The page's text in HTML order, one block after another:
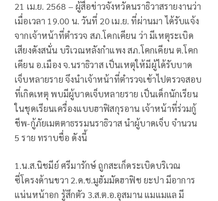
21 เม.ย. 2568 – ผู้สื่อข่าวจังหวัดนราธิวาสรายงานว่า
เมื่อเวลา 19.00 น. วันที่ 20 เม.ย. ที่ผ่านมา ได้รับแจ้ง
จากเจ้าหน้าที่ตำรวจ สภ.โคกเคียน ว่า มีเหตุระเบิด
เสียงดังสนั่น บริเวณหลังกำแพง สภ.โคกเคียน ต.โคก
เคียน อ.เมือง จ.นราธิวาส เป็นเหตุให้มีผู้ได้รับบาด
เจ็บหลายราย จึงนำเจ้าหน้าที่ตำรวจเข้าไปตรวจสอบ
ที่เกิดเหตุ พบมีผู้บาดเจ็บหลายราย เป็นเด็กนักเรียน
ในชุดเรียนเครื่องแบบฮาฟิสกุรอาน เจ้าหน้าที่ร่วมกู้
ชีพ-กู้ภัยเมตตาธรรมนราธิวาส นำผู้บาดเจ็บ จำนวน
5 ราย ทราบชื่อ ดังนี้
1.น.ส.นิชมีย์ ศรีมารักษ์ ถูกสะเก็ดระเบิดบริเวณ
ซี่โครงด้านขวา 2.ด.ช.มูฮัมมัดฮาฟิช ยะปา มีอาการ
แน่นหน้าอก รู้สึกตัว 3.ส.ต.อ.อุสมาน แมแมแล มี